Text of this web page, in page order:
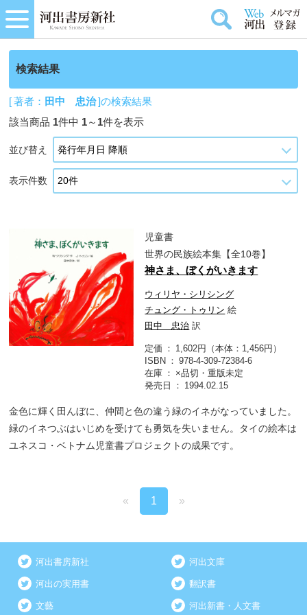
検索結果
[ 著者： 田中 忠治]の検索結果
該当商品 1件中 1～ 1件を表示
並び替え
表示件数
児童書
世界の民族絵本集【全10巻】
神さま、ぼくがいきます
ウィリヤ・シリシング
チュング・トゥリン 絵
田中 忠治 訳
定価
1,602円（本体：1,456円）
ISBN
978-4-309-72384-6
在庫
×品切・重版未定
発売日
1994.02.15
金色に輝く田んぼに、仲間と色の違う緑のイネがなっていました。
緑のイネつぶはいじめを受けても勇気を失いません。タイの絵本は
ユネスコ・ベトナム児童書プロジェクトの成果です。
« 1 »
河出書房新社 河出文庫
河出の実用書 翻訳書
文藝 河出新書・人文書